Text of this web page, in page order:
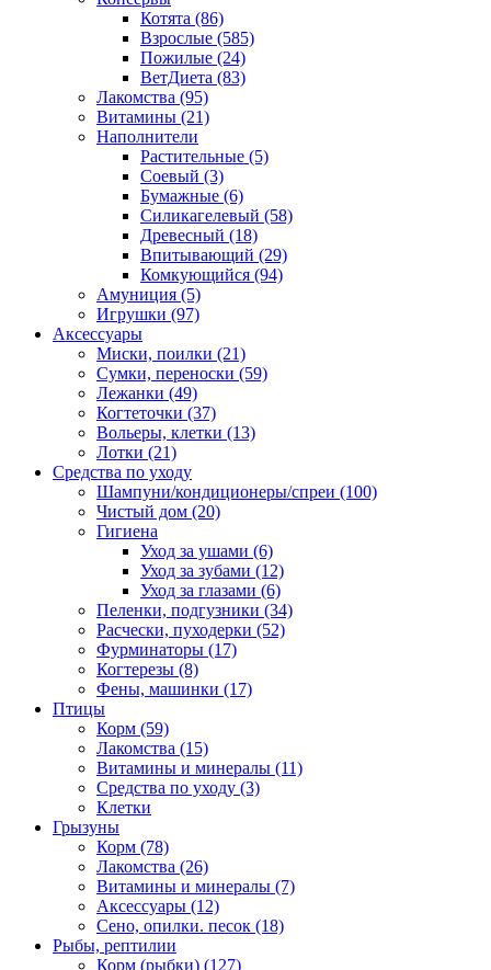
Котята (86)
Взрослые (585)
Пожилые (24)
ВетДиета (83)
Лакомства (95)
Витамины (21)
Наполнители
Растительные (5)
Соевый (3)
Бумажные (6)
Силикагелевый (58)
Древесный (18)
Впитывающий (29)
Комкующийся (94)
Амуниция (5)
Игрушки (97)
Аксессуары
Миски, поилки (21)
Сумки, переноски (59)
Лежанки (49)
Когтеточки (37)
Вольеры, клетки (13)
Лотки (21)
Средства по уходу
Шампуни/кондиционеры/спреи (100)
Чистый дом (20)
Гигиена
Уход за ушами (6)
Уход за зубами (12)
Уход за глазами (6)
Пеленки, подгузники (34)
Расчески, пуходерки (52)
Фурминаторы (17)
Когтерезы (8)
Фены, машинки (17)
Птицы
Корм (59)
Лакомства (15)
Витамины и минералы (11)
Средства по уходу (3)
Клетки
Грызуны
Корм (78)
Лакомства (26)
Витамины и минералы (7)
Аксессуары (12)
Сено, опилки. песок (18)
Рыбы, рептилии
Корм (рыбки) (127)